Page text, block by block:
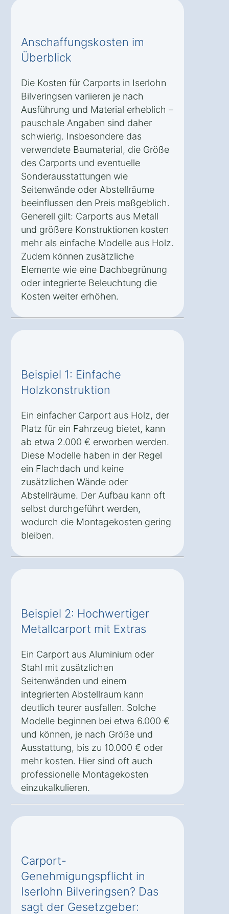
Anschaffungskosten im
Überblick
Die Kosten für Carports in Iserlohn
Bilveringsen variieren je nach
Ausführung und Material erheblich –
pauschale Angaben sind daher
schwierig. Insbesondere das
verwendete Baumaterial, die Größe
des Carports und eventuelle
Sonderausstattungen wie
Seitenwände oder Abstellräume
beeinflussen den Preis maßgeblich.
Generell gilt: Carports aus Metall
und größere Konstruktionen kosten
mehr als einfache Modelle aus Holz.
Zudem können zusätzliche
Elemente wie eine Dachbegrünung
oder integrierte Beleuchtung die
Kosten weiter erhöhen.
Beispiel 1: Einfache
Holzkonstruktion
Ein einfacher Carport aus Holz, der
Platz für ein Fahrzeug bietet, kann
ab etwa 2.000 € erworben werden.
Diese Modelle haben in der Regel
ein Flachdach und keine
zusätzlichen Wände oder
Abstellräume. Der Aufbau kann oft
selbst durchgeführt werden,
wodurch die Montagekosten gering
bleiben.
Beispiel 2: Hochwertiger
Metallcarport mit Extras
Ein Carport aus Aluminium oder
Stahl mit zusätzlichen
Seitenwänden und einem
integrierten Abstellraum kann
deutlich teurer ausfallen. Solche
Modelle beginnen bei etwa 6.000 €
und können, je nach Größe und
Ausstattung, bis zu 10.000 € oder
mehr kosten. Hier sind oft auch
professionelle Montagekosten
einzukalkulieren.
Carport-
Genehmigungspflicht in
Iserlohn Bilveringsen? Das
sagt der Gesetzgeber: